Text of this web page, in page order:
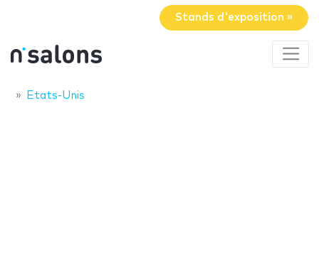
Stands d'exposition »
Etats-Unis